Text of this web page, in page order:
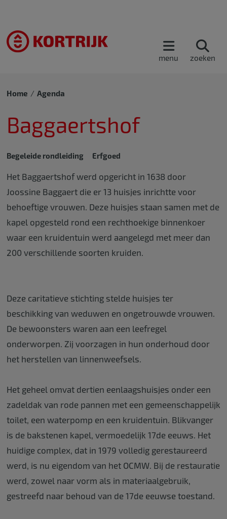
menu zoeken
Home Agenda
Baggaertshof
Begeleide rondleiding Erfgoed
Het Baggaertshof werd opgericht in 1638 door
Joossine Baggaert die er 13 huisjes inrichtte voor
behoeftige vrouwen. Deze huisjes staan samen met de
kapel opgesteld rond een rechthoekige binnenkoer
waar een kruidentuin werd aangelegd met meer dan
200 verschillende soorten kruiden.
Deze caritatieve stichting stelde huisjes ter
beschikking van weduwen en ongetrouwde vrouwen.
De bewoonsters waren aan een leefregel
onderworpen. Zij voorzagen in hun onderhoud door
het herstellen van linnenweefsels.
Het geheel omvat dertien eenlaagshuisjes onder een
zadeldak van rode pannen met een gemeenschappelijk
toilet, een waterpomp en een kruidentuin. Blikvanger
is de bakstenen kapel, vermoedelijk 17de eeuws. Het
huidige complex, dat in 1979 volledig gerestaureerd
werd, is nu eigendom van het OCMW. Bij de restauratie
werd, zowel naar vorm als in materiaalgebruik,
gestreefd naar behoud van de 17de eeuwse toestand.